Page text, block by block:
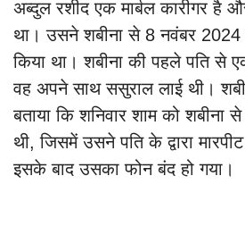
अब्दुल रशीद एक मार्बल कारीगर है
था। उसने शबीना से 8 नवंबर 2024
किया था। शबीना की पहले पति से
वह अपने साथ ससुराल लाई थी।
बताया कि शनिवार शाम को शबीना
थी, जिसमें उसने पति के द्वारा
इसके बाद उसका फोन बंद हो गया।